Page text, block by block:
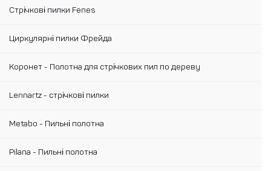
Стрічкові пилки Fenes
Циркулярні пилки Фрейда
Коронет - Полотна для стрічкових пил по дереву
Lennartz - стрічкові пилки
Metabo - Пильні полотна
Pilana - Пильні полотна